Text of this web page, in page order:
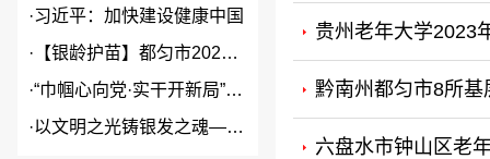
·习近平：加快建设健康中国
· 【银龄护苗】都匀市2026年...
·“巾帼心向党·实干开新局”2...
·以文明之光铸银发之魂——贵州...
贵州老年大学2023
黔南州都匀市8所基
六盘水市钟山区老